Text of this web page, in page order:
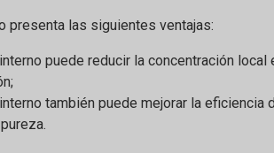
presenta las siguientes ventajas:
puede reducir la concentración
también puede mejorar la